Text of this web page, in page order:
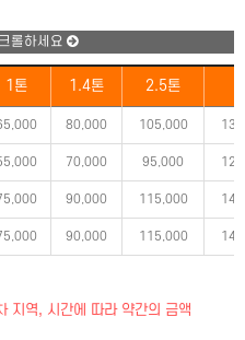
롤하세요
1톤 1.4톤 2.5톤
80,000 105,000
70,000 95,000
90,000 115,000
90,000 115,000
지역, 시간에 따라 약간의 금액